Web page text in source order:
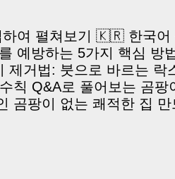
하여 펼쳐보기 🇰🇷 한국어
예방하는 5가지 핵심 방
제거법: 붓으로 바르는 락
칙 Q&A로 풀어보는 곰
곰팡이 없는 쾌적한 집
with a Brush